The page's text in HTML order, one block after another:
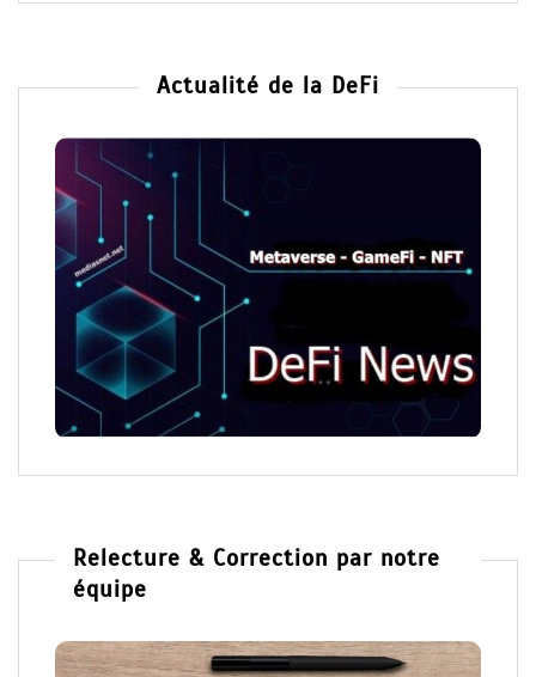
Actualité de la DeFi
Relecture & Correction par notre
équipe